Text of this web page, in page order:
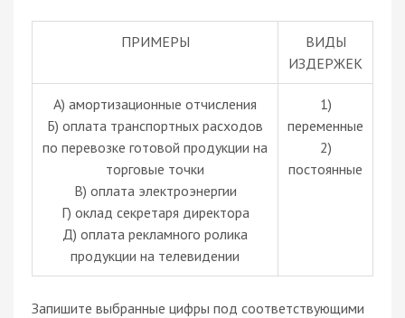
ПРИМЕРЫ
ВИДЫ
ИЗДЕРЖЕК
A) амортизационные отчисления
Б) оплата транспортных расходов
по перевозке готовой продукции на
торговые точки
B) оплата электроэнергии
Г) оклад секретаря директора
Д) оплата рекламного ролика
продукции на телевидении
1)
переменные
2)
постоянные
Запишите выбранные цифры под соответствующими